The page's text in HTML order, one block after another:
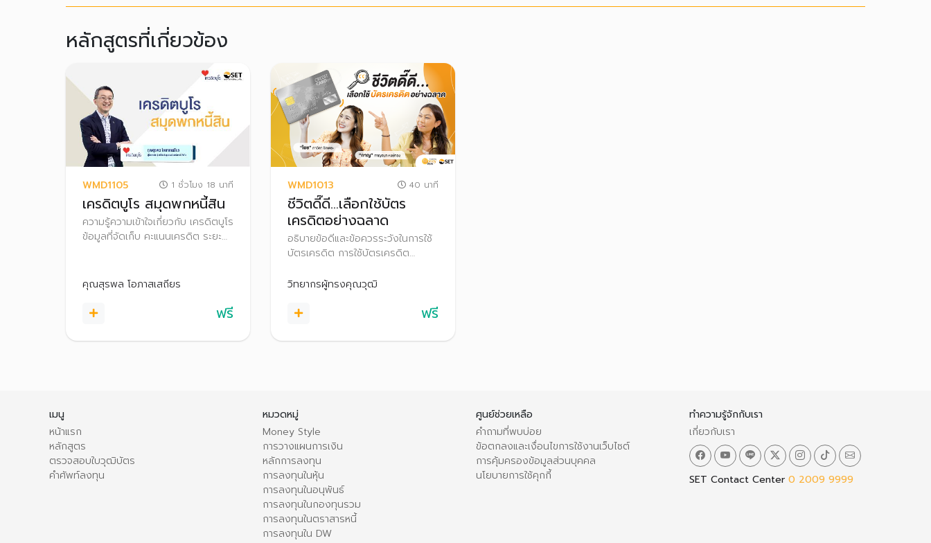
หลักสูตรที่เกี่ยวข้อง
WMD1105 1 ชั่วโมง 18 นาที
เครดิตบูโร สมุดพกหนี้สิน
ความรู้ความเข้าใจเกี่ยวกับ เครดิตบูโร
ข้อมูล​ที่จัดเก็บ คะแนนเครดิต ระยะ
เครดิตบูโร และสิทธิตามกฏหมายของ
เจ้าของข้อมูล รวมถึงการตรวจ
เครดิตบูโร​​ด้วยตัวเอง
คุณสุรพล โอภาสเสถียร
ฟรี
WMD1013 40 นาที
ชีวิตดี๊ดี…เลือกใช้บัตร
เครดิตอย่างฉลาด
อธิบายข้อดีและข้อควรระวังในการใช้
บัตรเครดิต การใช้บัตรเครดิต
ถึงแชร์ Case Study ของคนเป็นหนี้
บัตรเครดิตเพื่อต่อยอดเงินออม
วิทยากรผู้ทรงคุณวุฒิ
ฟรี
เมนู
หน้าแรก
หลักสูตร
ตรวจสอบใบวุฒิบัตร
คำศัพท์ลงทุน
หมวดหมู่
Money Style
การวางแผนการเงิน
หลักการลงทุน
การลงทุนในหุ้น
การลงทุนในอนุพันธ์
การลงทุนในกองทุนรวม
การลงทุนในตราสารหนี้
การลงทุนใน DW
ศูนย์ช่วยเหลือ
คำถามที่พบบ่อย
ข้อตกลงและเงื่อนไขการใช้งานเว็บไซต์
การคุ้มครองข้อมูลส่วนบุคคล
นโยบายการใช้คุกกี้
ทำความรู้จักกับเรา
เกี่ยวกับเรา
SET Contact Center 0 2009 9999